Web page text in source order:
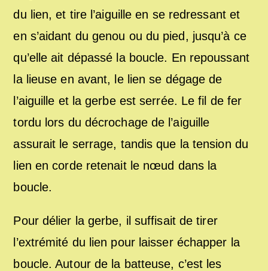
du lien, et tire l’aiguille en se redressant et
en s’aidant du genou ou du pied, jusqu’à ce
qu’elle ait dépassé la boucle. En repoussant
la lieuse en avant, le lien se dégage de
l’aiguille et la gerbe est serrée. Le fil de fer
tordu lors du décrochage de l’aiguille
assurait le serrage, tandis que la tension du
lien en corde retenait le nœud dans la
boucle.
Pour délier la gerbe, il suffisait de tirer
l’extrémité du lien pour laisser échapper la
boucle. Autour de la batteuse, c’est les